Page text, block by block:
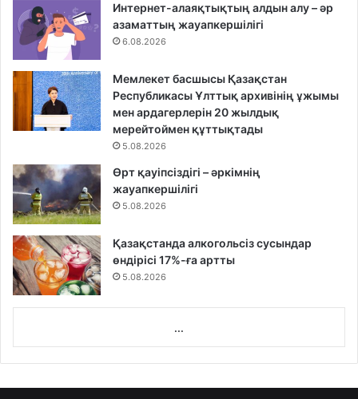
Интернет-алаяқтықтың алдын алу – әр
азаматтың жауапкершілігі
6.08.2026
Мемлекет басшысы Қазақстан
Республикасы Ұлттық архивінің ұжымы
мен ардагерлерін 20 жылдық
мерейтоймен құттықтады
5.08.2026
Өрт қауіпсіздігі – әркімнің
жауапкершілігі
5.08.2026
Қазақстанда алкогольсіз сусындар
өндірісі 17%-ға артты
5.08.2026
...